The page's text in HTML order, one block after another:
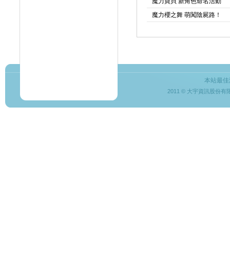
魔力櫻之舞 萌闖陰屍路！
本站最
2011 © 大宇資訊股份有